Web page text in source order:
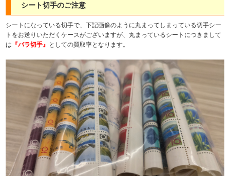
シート切手のご注意
シートになっている切手で、下記画像のように丸まってしまっている切手シー
トをお送りいただくケースがございますが、丸まっているシートにつきまして
は 『バラ切手』 としての買取率となります。